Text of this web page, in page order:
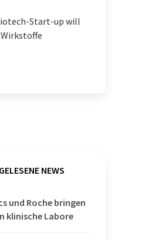
Start-up will
NEWS
und Roche bringen
klinische Labore